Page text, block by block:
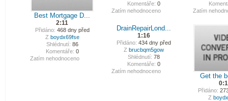
Best Mortgage D...
2:11
Přidáno: 468 dny před
Z boydx69fse
Shlédnutí: 86
Komentáře: 0
Zatím nehodnoceno
Komentáře: 0
Zatím nehodnoceno
Zatím
DrainRepairLond...
1:16
Přidáno: 434 dny před
Z brucbqm5gow
Shlédnutí: 78
Komentáře: 0
Zatím nehodnoceno
Get the
Přidáno:
Z